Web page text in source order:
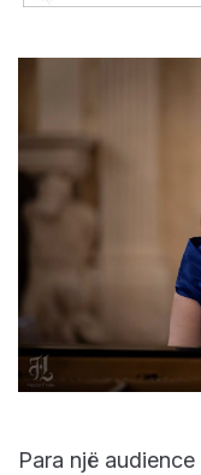
Para një